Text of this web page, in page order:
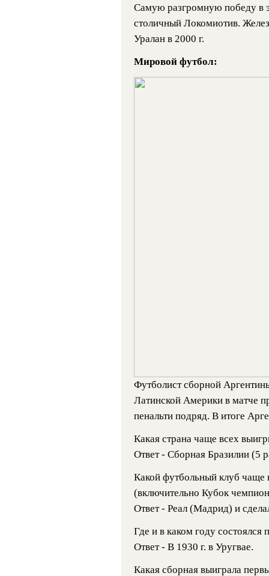
Самую разгромную победу в
столичный Локомиотив.
Уралан в 2000 г.
Мировой футбол:
Футболист сборной
Латинской Америки в матче
пенальти подряд. В итоге
Какая страна чаще всех
Ответ - Сборная Бразилии (5
Какой футбольный клуб
(включительно Кубок
Ответ - Реал (Мадрид) и
Где и в каком году
Ответ - В 1930 г. в Уругвае.
Какая сборная выиграла